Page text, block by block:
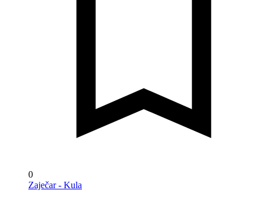
0
Zaječar - Kula